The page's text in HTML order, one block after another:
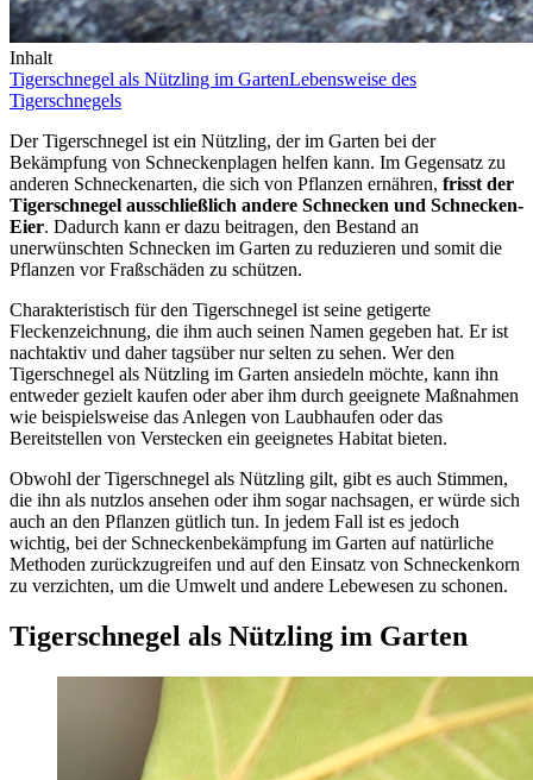
Inhalt
Tigerschnegel als Nützling im GartenLebensweise des
Tigerschnegels
Der Tigerschnegel ist ein Nützling, der im Garten bei der
Bekämpfung von Schneckenplagen helfen kann. Im Gegensatz zu
anderen Schneckenarten, die sich von Pflanzen ernähren, frisst der
Tigerschnegel ausschließlich andere Schnecken und Schnecken-
Eier. Dadurch kann er dazu beitragen, den Bestand an
unerwünschten Schnecken im Garten zu reduzieren und somit die
Pflanzen vor Fraßschäden zu schützen.
Charakteristisch für den Tigerschnegel ist seine getigerte
Fleckenzeichnung, die ihm auch seinen Namen gegeben hat. Er ist
nachtaktiv und daher tagsüber nur selten zu sehen. Wer den
Tigerschnegel als Nützling im Garten ansiedeln möchte, kann ihn
entweder gezielt kaufen oder aber ihm durch geeignete Maßnahmen
wie beispielsweise das Anlegen von Laubhaufen oder das
Bereitstellen von Verstecken ein geeignetes Habitat bieten.
Obwohl der Tigerschnegel als Nützling gilt, gibt es auch Stimmen,
die ihn als nutzlos ansehen oder ihm sogar nachsagen, er würde sich
auch an den Pflanzen gütlich tun. In jedem Fall ist es jedoch
wichtig, bei der Schneckenbekämpfung im Garten auf natürliche
Methoden zurückzugreifen und auf den Einsatz von Schneckenkorn
zu verzichten, um die Umwelt und andere Lebewesen zu schonen.
Tigerschnegel als Nützling im Garten